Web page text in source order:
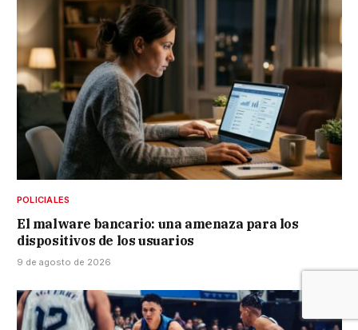
POLICIALES
El malware bancario: una amenaza para los
dispositivos de los usuarios
9 de agosto de 2026